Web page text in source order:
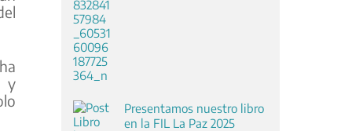
y
Presentamos nuestro libro
en la FIL La Paz 2025